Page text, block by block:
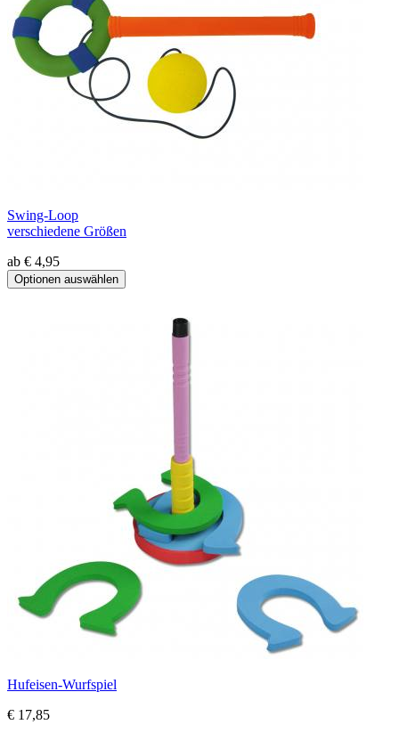
Swing-Loop
verschiedene Größen
ab € 4,95
Hufeisen-Wurfspiel
€ 17,85